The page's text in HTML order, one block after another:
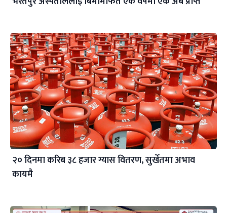
२० दिनमा करिब ३८ हजार ग्यास वितरण, सुर्खेतमा अभाव
कायमै